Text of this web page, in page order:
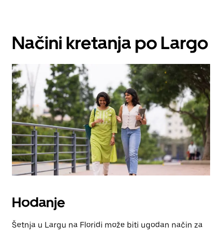
Načini kretanja po Largo
Hodanje
Šetnja u Largu na Floridi može biti ugodan način za